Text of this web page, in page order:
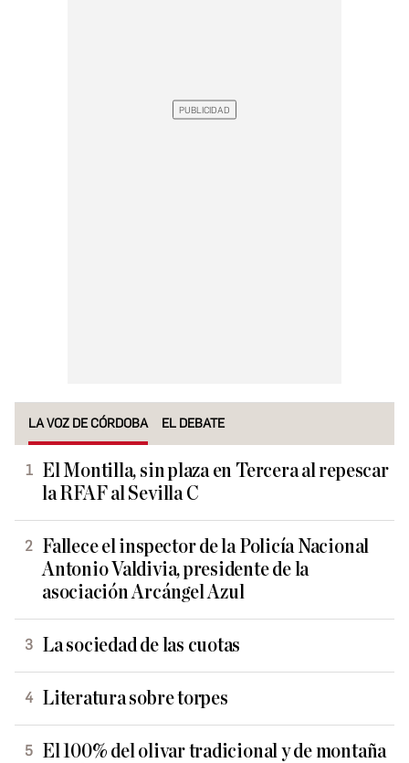
LA VOZ DE CÓRDOBA EL DEBATE
El Montilla, sin plaza en Tercera al repescar
la RFAF al Sevilla C
Fallece el inspector de la Policía Nacional
Antonio Valdivia, presidente de la
asociación Arcángel Azul
La sociedad de las cuotas
Literatura sobre torpes
El 100% del olivar tradicional y de montaña